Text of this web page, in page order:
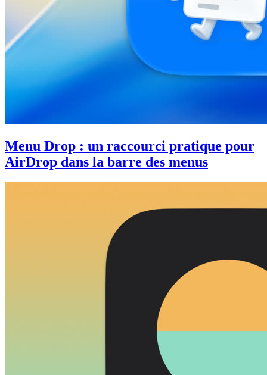
Menu Drop : un raccourci pratique pour
AirDrop dans la barre des menus